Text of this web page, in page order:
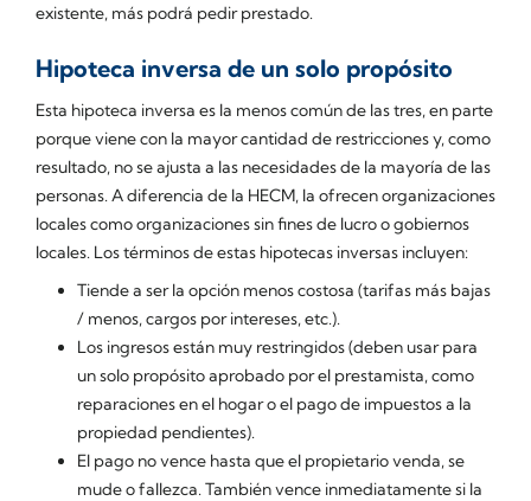
existente, más podrá pedir prestado.
Hipoteca inversa de un solo propósito
Esta hipoteca inversa es la menos común de las tres, en parte
porque viene con la mayor cantidad de restricciones y, como
resultado, no se ajusta a las necesidades de la mayoría de las
personas. A diferencia de la HECM, la ofrecen organizaciones
locales como organizaciones sin fines de lucro o gobiernos
locales. Los términos de estas hipotecas inversas incluyen:
Tiende a ser la opción menos costosa (tarifas más bajas
/ menos, cargos por intereses, etc.).
Los ingresos están muy restringidos (deben usar para
un solo propósito aprobado por el prestamista, como
reparaciones en el hogar o el pago de impuestos a la
propiedad pendientes).
El pago no vence hasta que el propietario venda, se
mude o fallezca. También vence inmediatamente si la